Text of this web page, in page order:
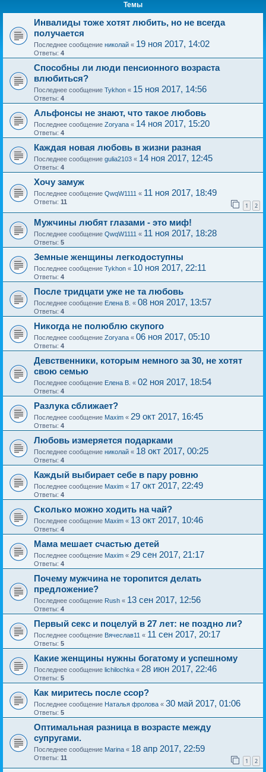
Темы
Инвалиды тоже хотят любить, но не всегда
получается
Последнее сообщение николай « 19 ноя 2017, 14:02
Ответы: 4
Способны ли люди пенсионного возраста
влюбиться?
Последнее сообщение Tykhon « 15 ноя 2017, 14:56
Ответы: 4
Альфонсы не знают, что такое любовь
Последнее сообщение Zoryana « 14 ноя 2017, 15:20
Ответы: 4
Каждая новая любовь в жизни разная
Последнее сообщение gulia2103 « 14 ноя 2017, 12:45
Ответы: 4
Хочу замуж
Последнее сообщение QwqW1111 « 11 ноя 2017, 18:49
Ответы: 11 1 2
Мужчины любят глазами - это миф!
Последнее сообщение QwqW1111 « 11 ноя 2017, 18:28
Ответы: 5
Земные женщины легкодоступны
Последнее сообщение Tykhon « 10 ноя 2017, 22:11
Ответы: 4
После тридцати уже не та любовь
Последнее сообщение Елена В. « 08 ноя 2017, 13:57
Ответы: 4
Никогда не полюблю скупого
Последнее сообщение Zoryana « 06 ноя 2017, 05:10
Ответы: 4
Девственники, которым немного за 30, не хотят
свою семью
Последнее сообщение Елена В. « 02 ноя 2017, 18:54
Ответы: 4
Разлука сближает?
Последнее сообщение Maxim « 29 окт 2017, 16:45
Ответы: 4
Любовь измеряется подарками
Последнее сообщение николай « 18 окт 2017, 00:25
Ответы: 4
Каждый выбирает себе в пару ровню
Последнее сообщение Maxim « 17 окт 2017, 22:49
Ответы: 4
Сколько можно ходить на чай?
Последнее сообщение Maxim « 13 окт 2017, 10:46
Ответы: 4
Мама мешает счастью детей
Последнее сообщение Maxim « 29 сен 2017, 21:17
Ответы: 4
Почему мужчина не торопится делать
предложение?
Последнее сообщение Rush « 13 сен 2017, 12:56
Ответы: 4
Первый секс и поцелуй в 27 лет: не поздно ли?
Последнее сообщение Вячеслав11 « 11 сен 2017, 20:17
Ответы: 5
Какие женщины нужны богатому и успешному
Последнее сообщение lichilochka « 28 июн 2017, 22:46
Ответы: 5
Как миритесь после ссор?
Последнее сообщение Наталья фролова « 30 май 2017, 01:06
Ответы: 5
Оптимальная разница в возрасте между
супругами.
Последнее сообщение Marina « 18 апр 2017, 22:59
Ответы: 11 1 2